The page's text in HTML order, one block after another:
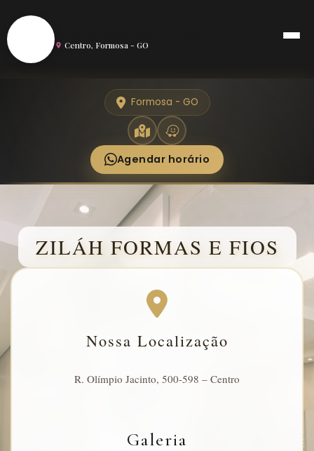
Centro, Formosa - GO
Formosa - GO
Agendar horário
ZILÁH FORMAS E FIOS
Nossa Localização
R. Olímpio Jacinto, 500-598 – Centro
Galeria